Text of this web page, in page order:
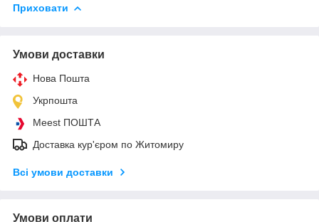
Приховати
Умови доставки
Нова Пошта
Укрпошта
Meest ПОШТА
Доставка кур'єром по Житомиру
Всі умови доставки
Умови оплати